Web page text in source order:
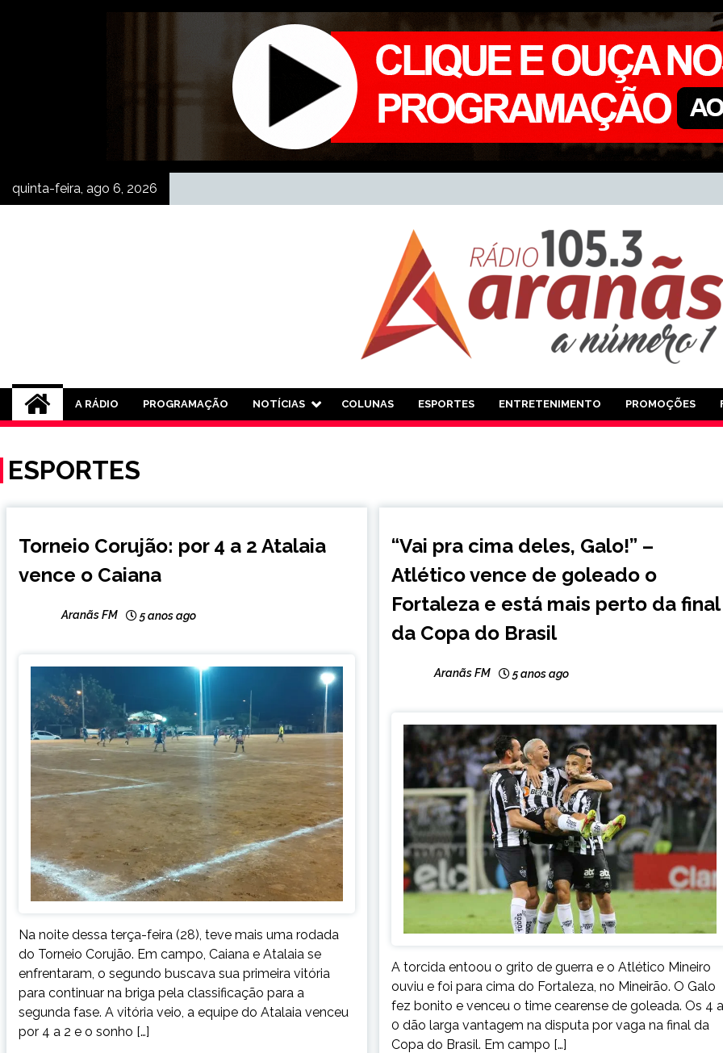
quinta-feira, ago 6, 2026
Rádio Aranãs 105.3
A RÁDIO PROGRAMAÇÃO NOTÍCIAS COLUNAS ESPORTES ENTRETENIMENTO PROMOÇÕES
ESPORTES
ESPORTES
Torneio Corujão: por 4 a 2 Atalaia
vence o Caiana
Aranãs FM 5 anos ago
Na noite dessa terça-feira (28), teve mais uma rodada
do Torneio Corujão. Em campo, Caiana e Atalaia se
enfrentaram, o segundo buscava sua primeira vitória
para continuar na briga pela classificação para a
segunda fase. A vitória veio, a equipe do Atalaia venceu
por 4 a 2 e o sonho […]
“Vai pra cima deles, Galo!” –
Atlético vence de goleado o
Fortaleza e está mais perto da final
da Copa do Brasil
Aranãs FM 5 anos ago
A torcida entoou o grito de guerra e o Atlético Mineiro
ouviu e foi para cima do Fortaleza, no Mineirão. O Galo
fez bonito e venceu o time cearense de goleada. Os 4
0 dão larga vantagem na disputa por vaga na final da
Copa do Brasil. Em campo […]